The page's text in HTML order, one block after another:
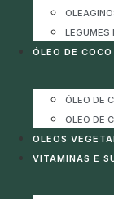
LEGUMES
ÓLEO DE COCO
ÓLEO DE
ÓLEO DE
OLEOS
VITAMINAS E